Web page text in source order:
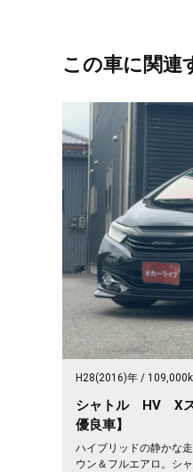
この車に関連
H28(2016)年
シャトル HV Xス
優良車】
ハイブリッドの静かな
ウン＆フルエアロ。シ